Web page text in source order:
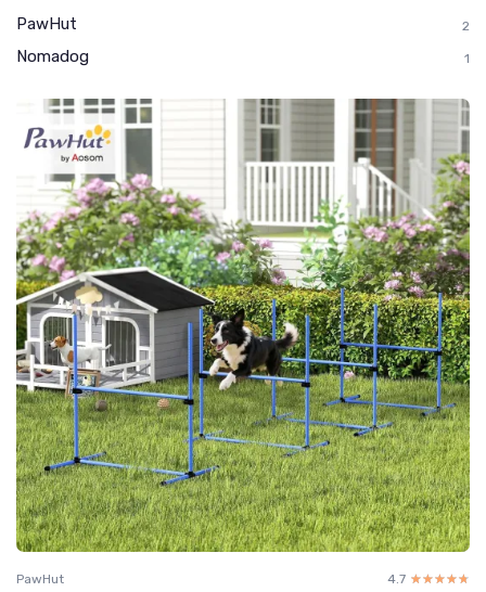
PawHut 2
Nomadog 1
PawHut 4.7 ☆☆☆☆☆
★★★★★